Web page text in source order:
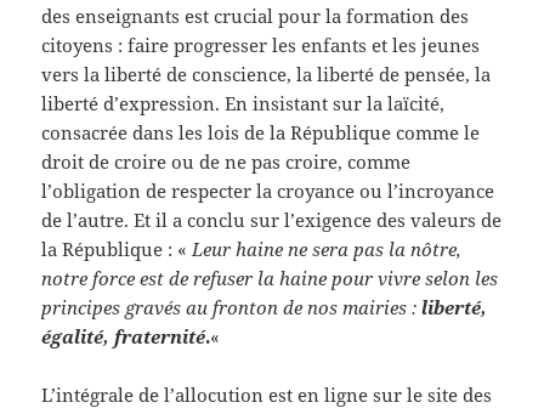
des enseignants est crucial pour la formation des
citoyens : faire progresser les enfants et les jeunes
vers la liberté de conscience, la liberté de pensée, la
liberté d’expression. En insistant sur la laïcité,
consacrée dans les lois de la République comme le
droit de croire ou de ne pas croire, comme
l’obligation de respecter la croyance ou l’incroyance
de l’autre. Et il a conclu sur l’exigence des valeurs de
la République : « Leur haine ne sera pas la nôtre,
notre force est de refuser la haine pour vivre selon les
principes gravés au fronton de nos mairies :liberté,
égalité, fraternité.«
L’intégrale de l’allocution est en ligne sur le site des